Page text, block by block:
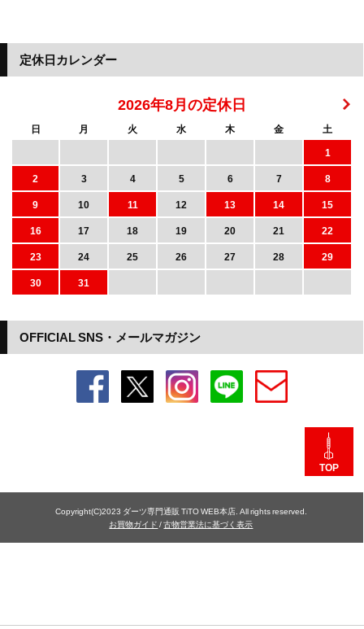
OFFICIAL SNS・メールマガジン
定休日カレンダー
2026年8月の定休日
日 月 火 水 木 金
土
1
2
3 4 5 6 7
8
9
10 11 12 13 14
15
16
17 18 19 20 21
22
23
24 25 26 27 28
29
30
31
TOP
Copyright(C)2023 ダーツ専門通販 TiTO WEB本店. All rights reserved.
お買物ガイド /古物営業法に基づく表示